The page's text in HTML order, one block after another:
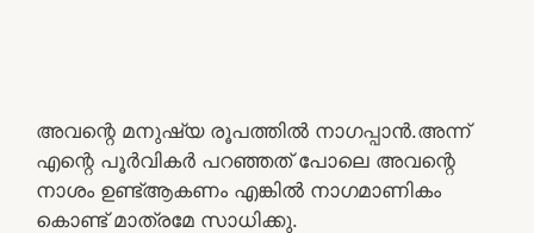
അവന്റെ മനുഷ്യ രൂപത്തിൽ നാഗപ്പാൻ.അന്ന്
എന്റെ പൂർവികർ പറഞ്ഞത് പോലെ അവന്റെ
നാശം ഉണ്ട്ആകണം എങ്കിൽ നാഗമാണികം
കൊണ്ട് മാത്രമേ സാധിക്കു.